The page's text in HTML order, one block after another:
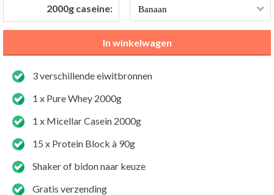
2000g caseine:
3 verschillende eiwitbronnen
1 x Pure Whey 2000g
1 x Micellar Casein 2000g
15 x Protein Block à 90g
Shaker of bidon naar keuze
Gratis verzending